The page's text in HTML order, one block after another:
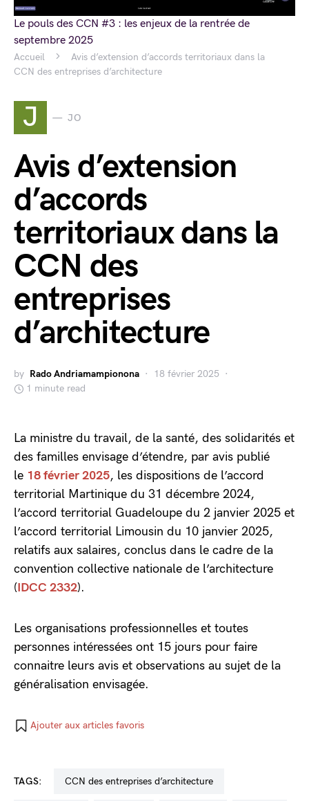
Accueil
Avis d’extension d’accords territoriaux dans la
CCN des entreprises d’architecture
J JO
Avis d’extension
d’accords
territoriaux dans la
CCN des
entreprises
d’architecture
by Rado Andriamampionona
18 février 2025
1 minute read
La ministre du travail, de la santé, des solidarités et
des familles envisage d’étendre, par avis publié
le 18 février 2025, les dispositions de l’accord
territorial Martinique du 31 décembre 2024,
l’accord territorial Guadeloupe du 2 janvier 2025 et
l’accord territorial Limousin du 10 janvier 2025,
relatifs aux salaires, conclus dans le cadre de la
convention collective nationale de l’architecture
(IDCC 2332).
Les organisations professionnelles et toutes
personnes intéressées ont 15 jours pour faire
connaitre leurs avis et observations au sujet de la
généralisation envisagée.
Ajouter aux articles favoris
TAGS: CCN des entreprises d’architecture
Le pouls des CCN #3 : les enjeux de la rentrée de
septembre 2025